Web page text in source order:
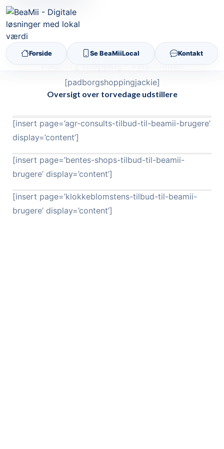
Forside Se BeaMiiLocal Kontakt
[padborgshoppingjackie]
Oversigt over torvedage udstillere
[insert page=’agr-consults-tilbud-til-beamii-brugere’
display=’content’]
[insert page=’bentes-shops-tilbud-til-beamii-
brugere’ display=’content’]
[insert page=’klokkeblomstens-tilbud-til-beamii-
brugere’ display=’content’]